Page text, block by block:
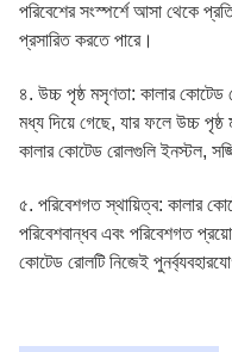
পরিবেশের সংস্পর্শে আসা থেকে
প্রসারিত করতে পারে।
৪. উচ্চ পৃষ্ঠ মসৃণতা: কালার কোটেড
মধ্য দিয়ে গেছে, যার ফলে উচ্চ
কালার কোটেড রোলগুলি ইনস্টল,
৫. পরিবেশগত স্থায়িত্ব: কালার
পরিবেশবান্ধব এবং পরিবেশগত
কোটেড রোলটি নিজেই